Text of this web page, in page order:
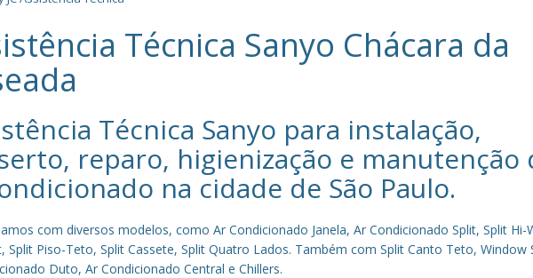
Técnica Sanyo Chácara da
Técnica Sanyo‎ para instalação,
reparo, higienização e manutenção
na cidade de São Paulo.
com diversos modelos, como Ar Condicionado Janela, Ar Condicionado Split, Split Hi-
Split Piso-Teto, Split Cassete, Split Quatro Lados. Também com Split Canto Teto, Window
Duto, Ar Condicionado Central e Chillers.